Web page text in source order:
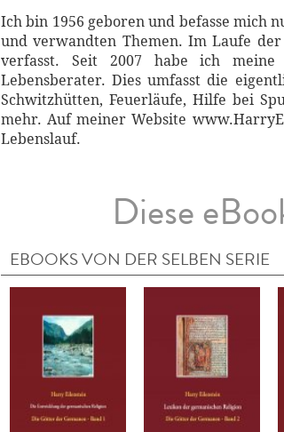
Ich bin 1956 geboren und befasse mich
und verwandten Themen. Im Laufe
verfasst. Seit 2007 habe ich meine
Lebensberater. Dies umfasst die
Schwitzhütten, Feuerläufe, Hilfe bei
mehr. Auf meiner Website
Lebenslauf.
Diese
EBOOKS VON DER SELBEN SERIE